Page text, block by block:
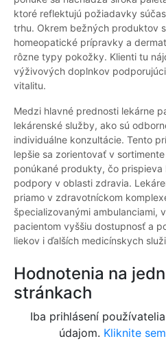
ktoré reflektujú požiadavky
trhu. Okrem bežných produktov
homeopatické prípravky a
rôzne typy pokožky. Klienti tu
výživových doplnkov
vitalitu.
Medzi hlavné prednosti lekárne
lekárenské služby, ako sú
individuálne konzultácie. Tento
lepšie sa zorientovať v
ponúkané produkty, čo
podpory v oblasti zdravia.
priamo v zdravotníckom
špecializovanými ambulanciami,
pacientom vyššiu dostupnosť a
liekov i ďalších medicínskych
Hodnotenia na
stránkach
Iba prihlásení
údajom. Kliknite